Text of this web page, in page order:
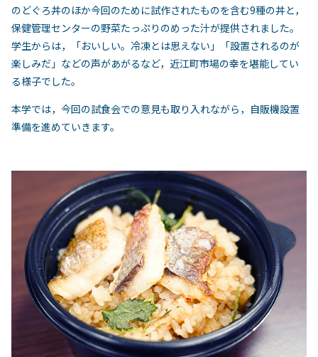
のどぐろ丼のほか今回のために試作されたものを含む9種の丼と，
保健管理センターの野菜たっぷりのめった汁が提供されました。
学生からは，「おいしい。冷凍とは思えない」「設置されるのが
楽しみだ」などの声があがるなど，近江町市場の幸を堪能してい
る様子でした。
本学では，今回の試食会での意見も取り入れながら，自販機設置
準備を進めていきます。